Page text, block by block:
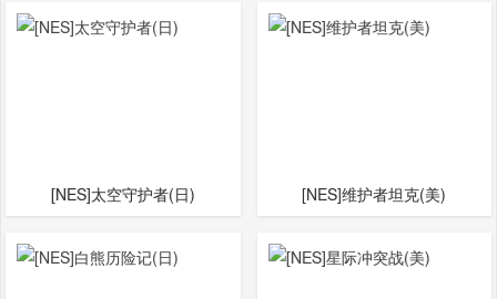
[NES]太空守护者(日) [NES]维护者坦克(美)